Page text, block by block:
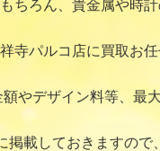
ちろん、貴金属や時
寺パルコ店に買取お任
やデザイン料等、最
掲載しておきますの